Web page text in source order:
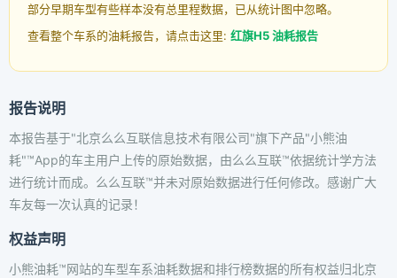
部分早期车型有些样本没有总里程数据，已从统计图中忽略。
查看整个车系的油耗报告，请点击这里: 红旗H5 油耗报告
报告说明
本报告基于"北京么么互联信息技术有限公司"旗下产品"小熊油
耗"™App的车主用户上传的原始数据，由么么互联™依据统计学方法
进行统计而成。么么互联™并未对原始数据进行任何修改。感谢广大
车友每一次认真的记录！
权益声明
小熊油耗™网站的车型车系油耗数据和排行榜数据的所有权益归北京